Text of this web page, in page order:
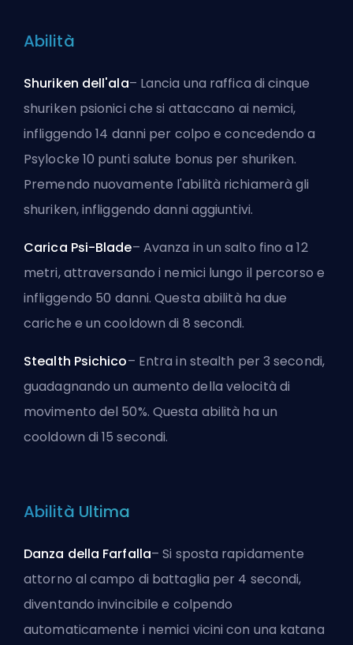
Abilità
Shuriken dell'ala– Lancia una raffica di cinque
shuriken psionici che si attaccano ai nemici,
infliggendo 14 danni per colpo e concedendo a
Psylocke 10 punti salute bonus per shuriken.
Premendo nuovamente l'abilità richiamerà gli
shuriken, infliggendo danni aggiuntivi.
Carica Psi-Blade– Avanza in un salto fino a 12
metri, attraversando i nemici lungo il percorso e
infliggendo 50 danni. Questa abilità ha due
cariche e un cooldown di 8 secondi.
Stealth Psichico– Entra in stealth per 3 secondi,
guadagnando un aumento della velocità di
movimento del 50%. Questa abilità ha un
cooldown di 15 secondi.
Abilità Ultima
Danza della Farfalla– Si sposta rapidamente
attorno al campo di battaglia per 4 secondi,
diventando invincibile e colpendo
automaticamente i nemici vicini con una katana